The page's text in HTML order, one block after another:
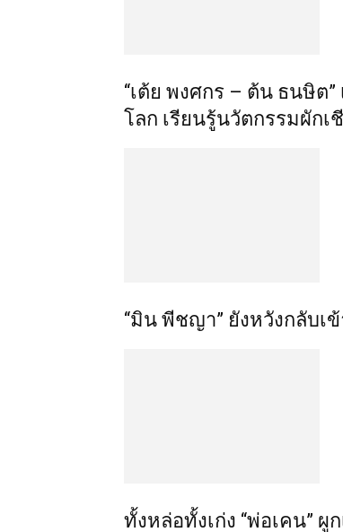
“เต้ย พงศกร – ต้น ธนษิต
โลก เรียนรู้นวัตกรรมผักเ
“มิน พีชญา” ยังหวังกลับเ
ทั้งหล่อทั้งเก่ง “พ่อเคน”